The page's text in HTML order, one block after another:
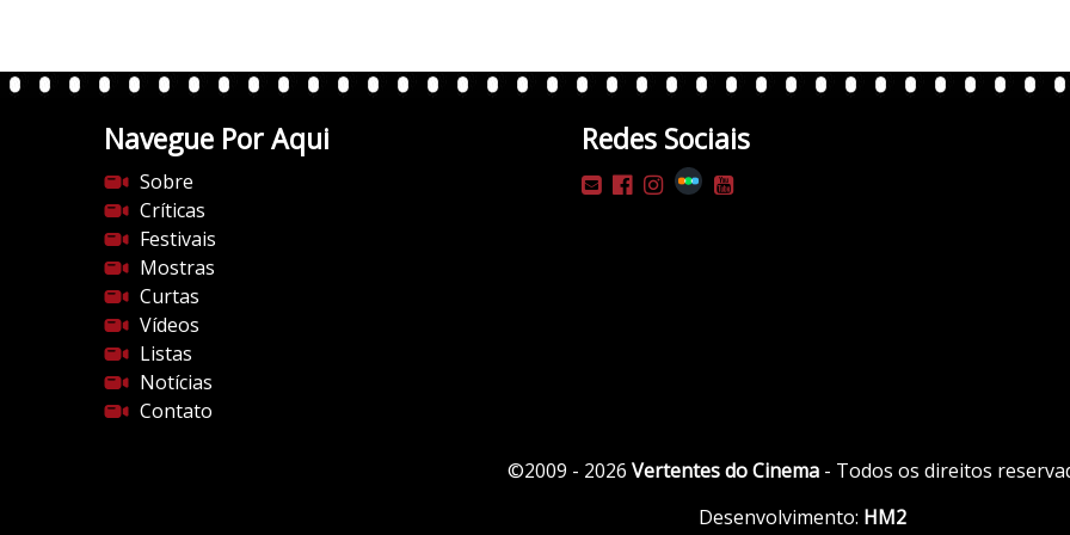
p
c
m
/
v
e
r
t
e
n
t
Navegue Por Aqui
Sobre
Críticas
Festivais
Mostras
Curtas
Vídeos
Listas
Notícias
Contato
Redes Sociais
©2009 - 2026 Vertentes do Cinema - Todos os direitos
Desenvolvimento: HM2